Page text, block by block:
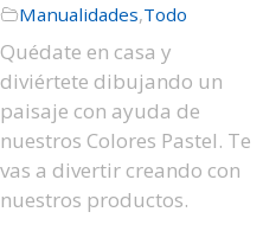
Manualidades,Todo
Quédate en casa y
diviértete dibujando un
paisaje con ayuda de
nuestros Colores Pastel. Te
vas a divertir creando con
nuestros productos.